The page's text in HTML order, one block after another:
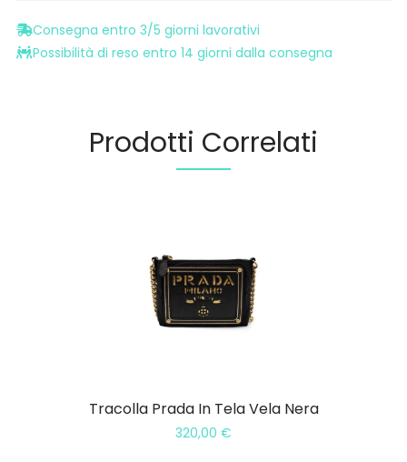
Consegna entro 3/5 giorni lavorativi
Possibilità di reso entro 14 giorni dalla consegna
Prodotti Correlati
Tracolla Prada In Tela Vela Nera
320,00 €